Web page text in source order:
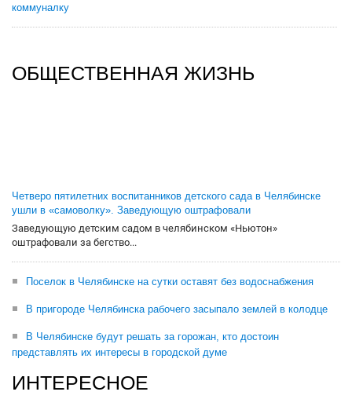
коммуналку
ОБЩЕСТВЕННАЯ ЖИЗНЬ
Четверо пятилетних воспитанников детского сада в Челябинске
ушли в «самоволку». Заведующую оштрафовали
Заведующую детским садом в челябинском «Ньютон»
оштрафовали за бегство...
Поселок в Челябинске на сутки оставят без водоснабжения
В пригороде Челябинска рабочего засыпало землей в колодце
В Челябинске будут решать за горожан, кто достоин
представлять их интересы в городской думе
ИНТЕРЕСНОЕ